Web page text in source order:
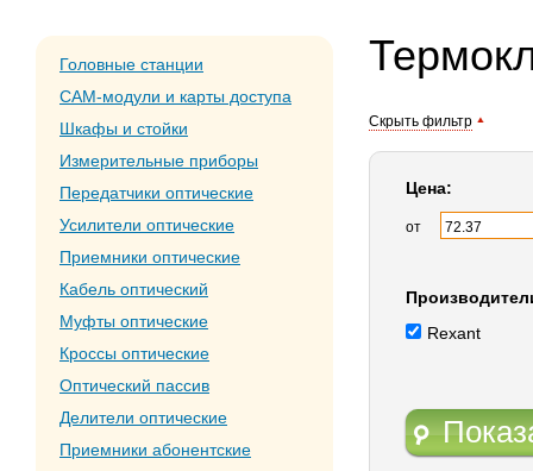
Головные станции
CAM-модули и карты доступа
Шкафы и стойки
Измерительные приборы
Передатчики оптические
Усилители оптические
Приемники оптические
Кабель оптический
Муфты оптические
Кроссы оптические
Оптический пассив
Делители оптические
Приемники абонентские
Скрыть фильтр
Цена:
от
Rexant